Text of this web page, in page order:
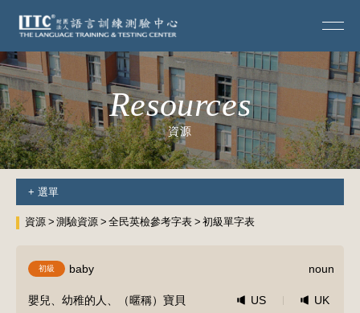
Resources
資源
+ 選單
資源 測驗資源 全民英檢參考字表 初級單字表
初級 baby noun
嬰兒、幼稚的人、（暱稱）寶貝 US UK